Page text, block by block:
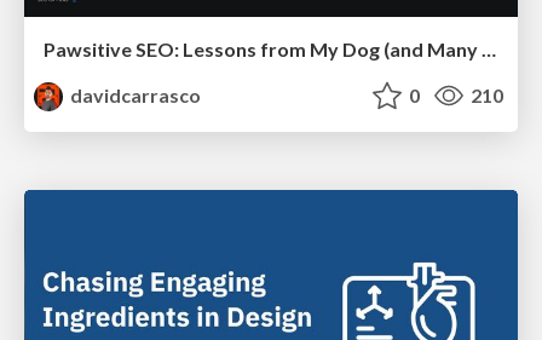
davidcarrasco
0 210